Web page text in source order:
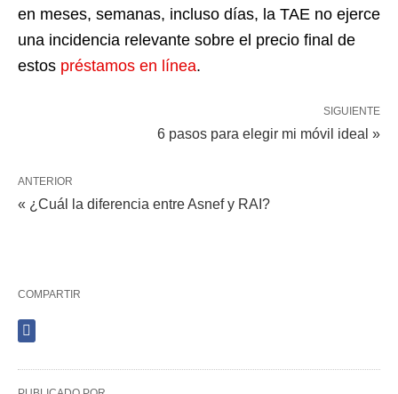
en meses, semanas, incluso días, la TAE no ejerce
una incidencia relevante sobre el precio final de
estos préstamos en línea.
SIGUIENTE
6 pasos para elegir mi móvil ideal »
ANTERIOR
« ¿Cuál la diferencia entre Asnef y RAI?
COMPARTIR